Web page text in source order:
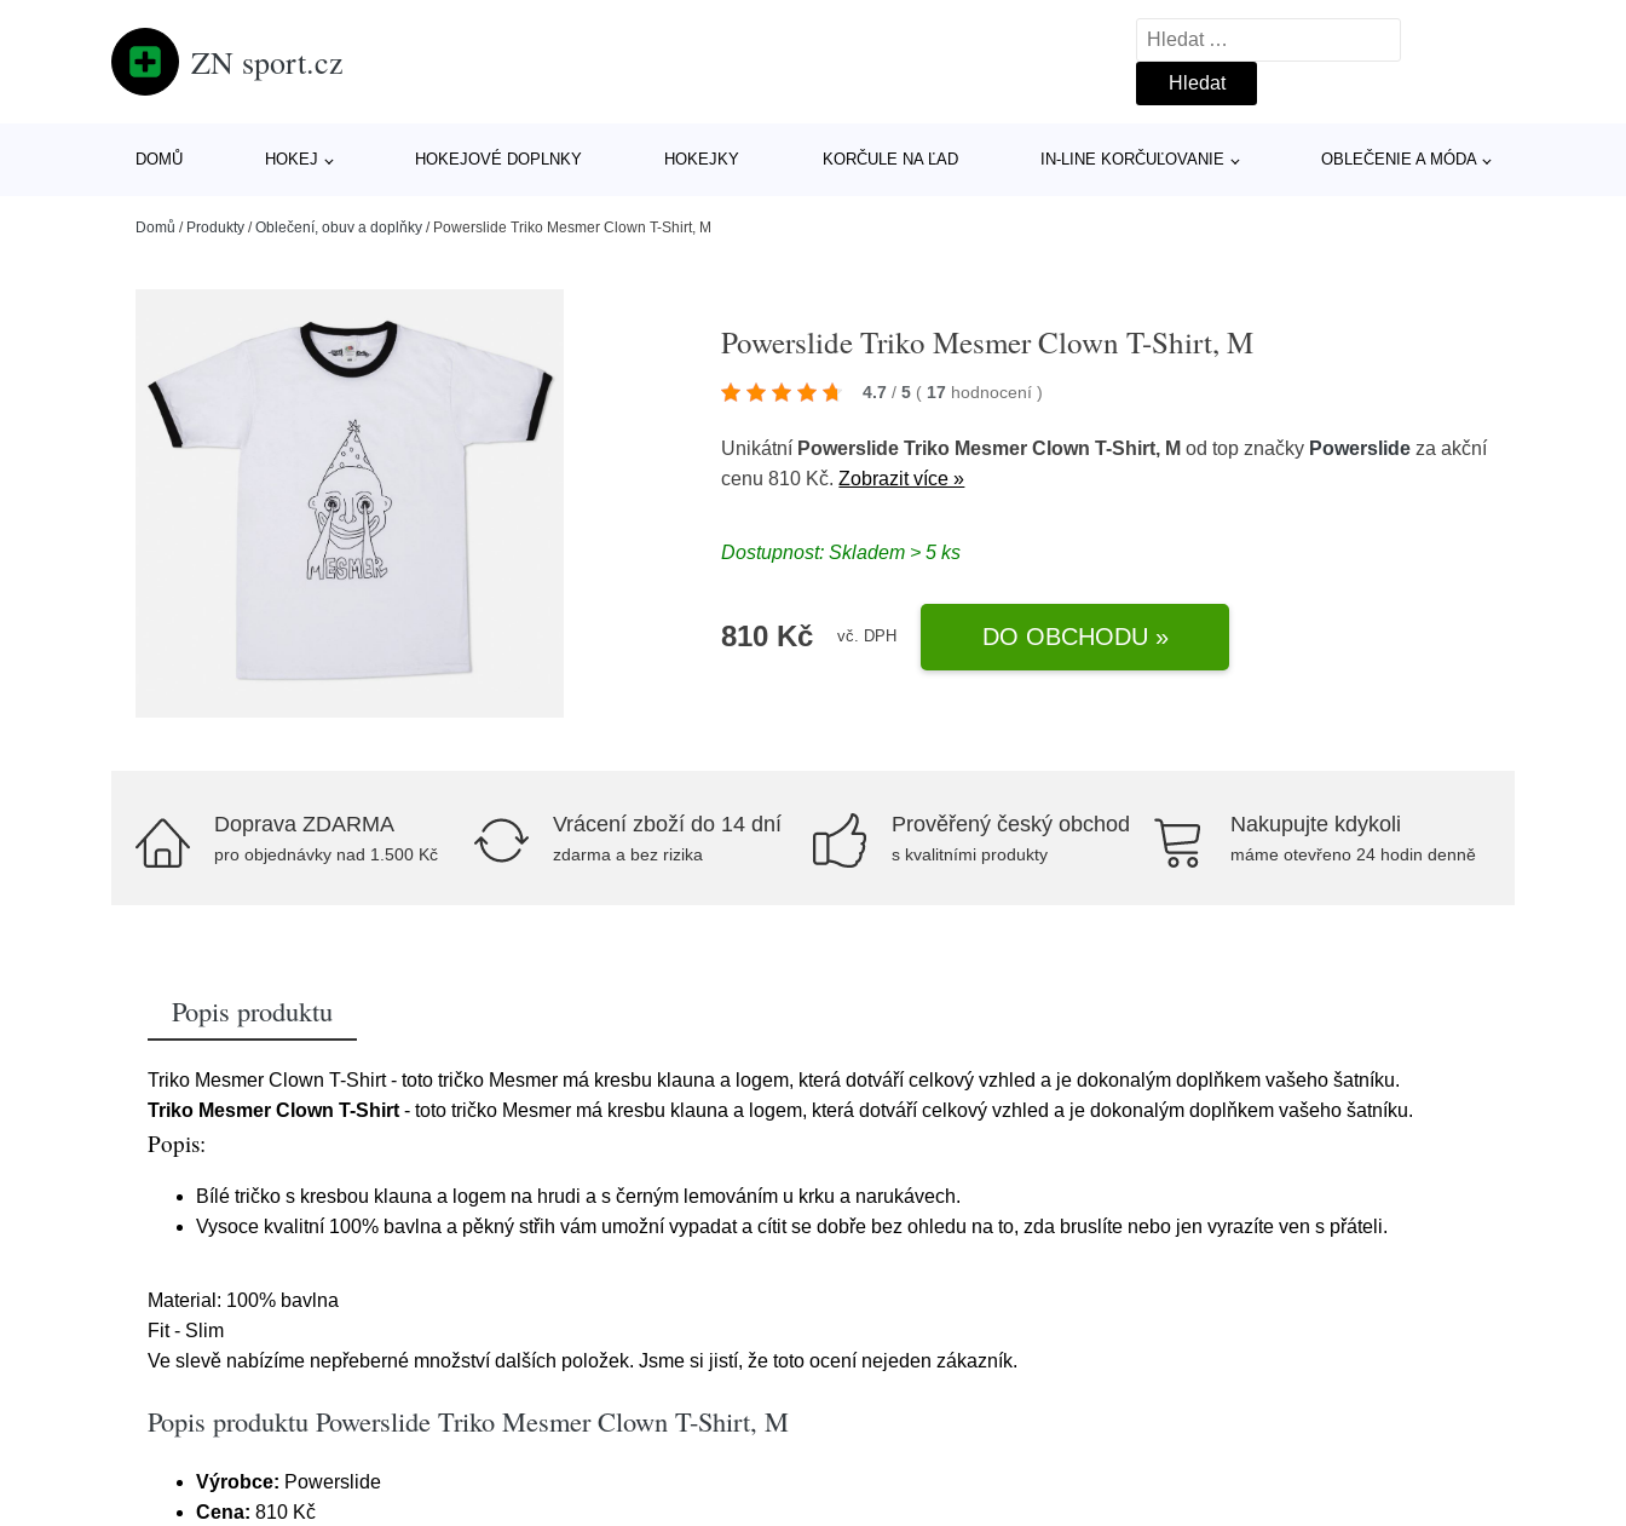
ZN sport.cz
Vyhledávání
DOMŮ HOKEJ HOKEJOVÉ DOPLNKY HOKEJKY KORČULE NA ĽAD IN-LINE KORČUĽOVANIE OBLEČENIE A MÓDA
Domů / Produkty /Oblečení, obuv a doplňky / Powerslide Triko Mesmer Clown T-Shirt, M
Powerslide Triko Mesmer Clown T-Shirt, M
4.7 / 5 ( 17 hodnocení)
Unikátní Powerslide Triko Mesmer Clown T-Shirt, M od top značky Powerslide za akční
cenu 810 Kč.Zobrazit více »
Dostupnost: Skladem > 5 ks
810 Kč vč. DPH DO OBCHODU »
Doprava ZDARMA
pro objednávky nad 1.500 Kč
Vrácení zboží do 14 dní
zdarma a bez rizika
Prověřený český obchod
s kvalitními produkty
Nakupujte kdykoli
máme otevřeno 24 hodin denně
Popis produktu
Triko Mesmer Clown T-Shirt - toto tričko Mesmer má kresbu klauna a logem, která dotváří celkový vzhled a je dokonalým doplňkem vašeho šatníku.
Triko Mesmer Clown T-Shirt - toto tričko Mesmer má kresbu klauna a logem, která dotváří celkový vzhled a je dokonalým doplňkem vašeho šatníku.
Popis:
Bílé tričko s kresbou klauna a logem na hrudi a s černým lemováním u krku a narukávech.
Vysoce kvalitní 100% bavlna a pěkný střih vám umožní vypadat a cítit se dobře bez ohledu na to, zda bruslíte nebo jen vyrazíte ven s přáteli.
Material: 100% bavlna
Fit - Slim
Ve slevě nabízíme nepřeberné množství dalších položek. Jsme si jistí, že toto ocení nejeden zákazník.
Popis produktu Powerslide Triko Mesmer Clown T-Shirt, M
Výrobce: Powerslide
Cena: 810 Kč